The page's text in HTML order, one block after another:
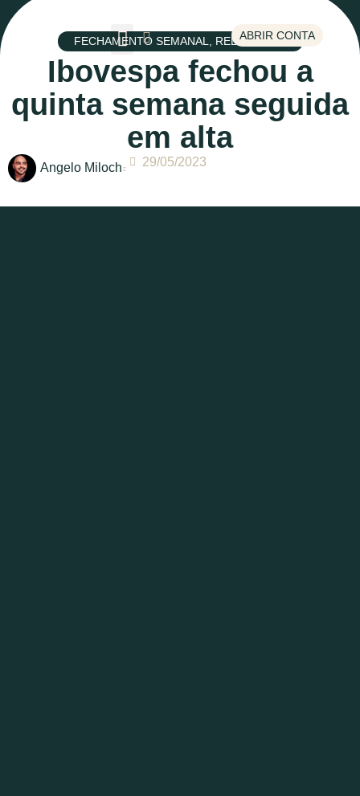
ABRIR CONTA
FECHAMENTO SEMANAL RELATÓRIOS
Ibovespa fechou a
quinta semana seguida
em alta
Angelo Miloch 29/05/2023